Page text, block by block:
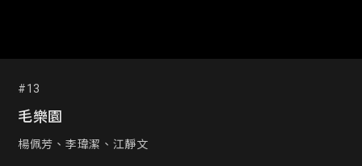
#13
毛樂園
楊佩芳、李瑋潔、江靜文